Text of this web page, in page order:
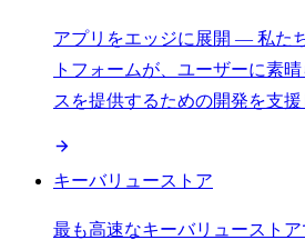
アプリをエッジに展開 — 私た
トフォームが、ユーザーに素
スを提供するための開発を支
キーバリューストア
最も高速なキーバリュースト